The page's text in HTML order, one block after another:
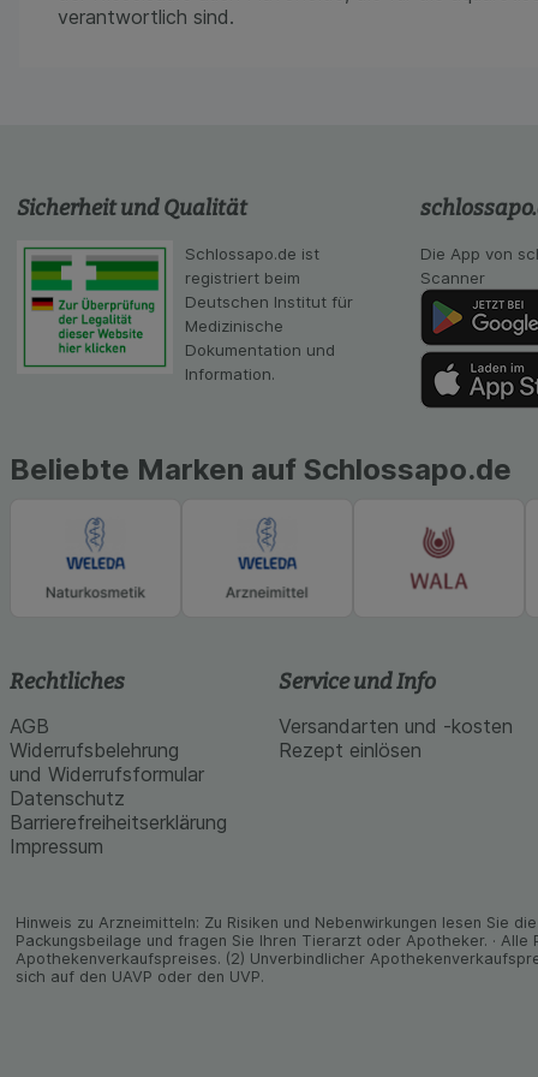
Medien
verantwortlich sind.
Sicherheit und Qualität
Schlossapo.de ist
registriert beim
Deutschen Institut für
Medizinische
Dokumentation und
Information.
Die App von
Scanner
Beliebte Marken auf Schlossapo.de
Rechtliches
AGB
Widerrufsbelehrung
und Widerrufsformular
Datenschutz
Barrierefreiheitserklärung
Impressum
Service und Info
Versandarten und -kosten
Rezept einlösen
Hinweis zu Arzneimitteln: Zu Risiken und Neben­wirkungen lesen Sie
Packungs­beilage und fragen Sie Ihren Tier­arzt oder Apo­theker. ·
Apothekenverkaufspreises. (2) Unverbindlicher
sich auf den UAVP oder den UVP.